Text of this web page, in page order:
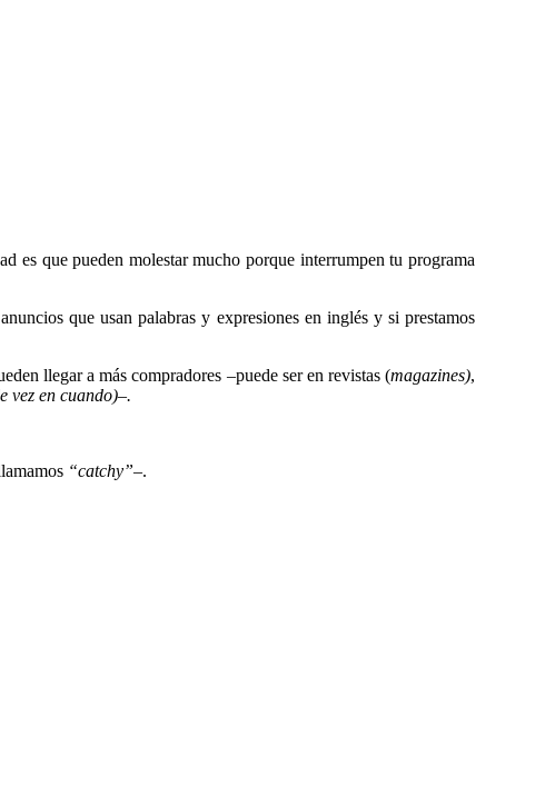
es que pueden molestar mucho porque interrumpen tu programa
que usan palabras y expresiones en inglés y si prestamos
llegar a más compradores –puede ser en revistas (magazines),
vez en cuando)–.
“catchy”–.